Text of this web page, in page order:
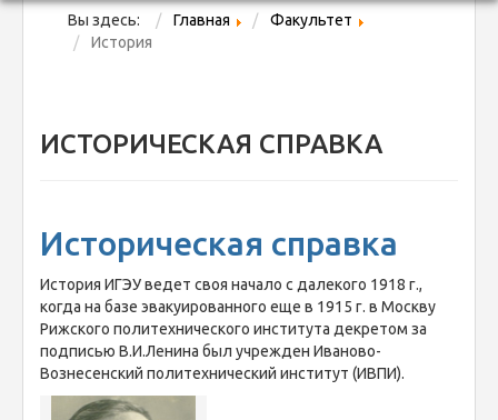
Вы здесь: Главная
Факультет
История
ИСТОРИЧЕСКАЯ СПРАВКА
Историческая справка
История ИГЭУ ведет своя начало с далекого 1918 г.,
когда на базе эвакуированного еще в 1915 г. в Москву
Рижского политехнического института декретом за
подписью В.И.Ленина был учрежден Иваново-
Вознесенский политехнический институт (ИВПИ).